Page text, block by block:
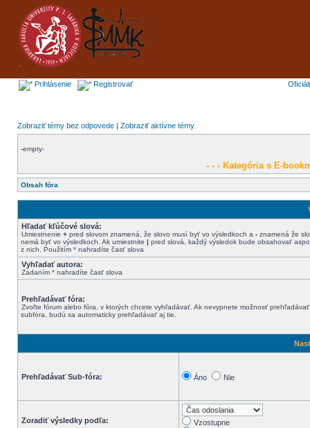
Prihlásenie Registrovať
Zobraziť témy bez odpovede | Zobraziť aktívne témy
-empty-
- - - Kategória s E-
Obsah fóra
Hľadať kľúčové slová:
Umiestnenie + pred slovom znamená, že slovo musí byť vo výsledkoch a - znamená že
nemá byť vo výsledkoch. Ak umiestnite | pred slová, každý výsledok bude obsahovať
z nich. Použitím * nahradíte časť slova
Vyhľadať autora:
Zadaním * nahradíte časť slova
Prehľadávať fóra:
Zvoľte fórum alebo fóra, v ktorých chcete vyhľadávať. Ak nevypnete možnosť prehľadávať
subfóra, budú sa automaticky prehľadávať aj tie.
Prehľadávať Sub-fóra: Áno Nie
Zoradiť výsledky podľa:
Vzostupne